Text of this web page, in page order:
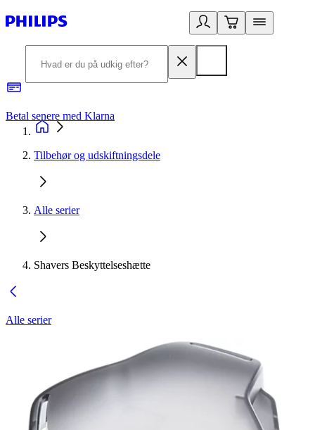
Betal senere med Klarna
Tilbehør og udskiftningsdele
Alle serier
Shavers Beskyttelseshætte
Alle serier